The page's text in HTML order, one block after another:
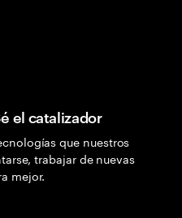
el catalizador
que nuestros
trabajar de nuevas
mejor.